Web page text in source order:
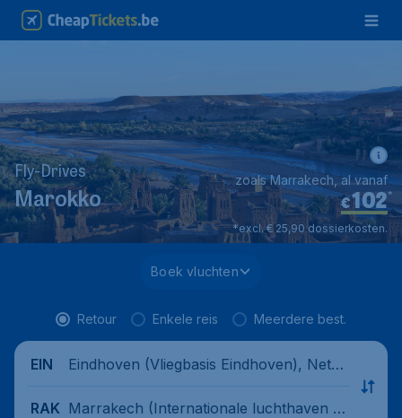
Fly-Drives
Marokko €102*
zoals Marrakech, al vanaf
*excl. € 25,90 dossierkosten.
Boek vluchten
Retour Enkele reis Meerdere best.
EIN
Eindhoven (Vliegbasis Eindhoven), Nethe
RAK Marrakech (Internationale luchthaven M